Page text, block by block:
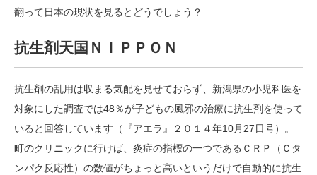
翻って日本の現状を見るとどうでしょう？
抗生剤天国ＮＩＰＰＯＮ
抗生剤の乱用は収まる気配を見せておらず、新潟県の小児科医を
対象にした調査では48％が子どもの風邪の治療に抗生剤を使って
いると回答しています（『アエラ』２０１４年10月27日号）。
町のクリニックに行けば、炎症の指標の一つであるＣＲＰ（Ｃタ
ンパク反応性）の数値がちょっと高いというだけで自動的に抗生